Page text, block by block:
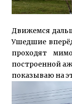
Движемся
Ушедшие
проходят
построенной
показываю на